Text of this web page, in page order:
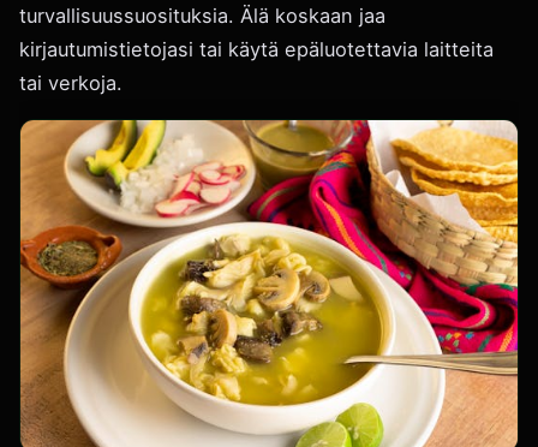
turvallisuussuosituksia. Älä koskaan jaa
kirjautumistietojasi tai käytä epäluotettavia laitteita
tai verkoja.